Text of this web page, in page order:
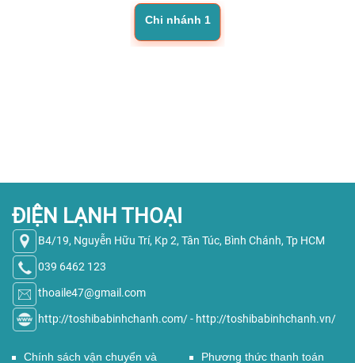
Chi nhánh 1
ĐIỆN LẠNH THOẠI
B4/19, Nguyễn Hữu Trí, Kp 2, Tân Túc, Bình Chánh, Tp HCM
039 6462 123
thoaile47@gmail.com
http://toshibabinhchanh.com/- http://toshibabinhchanh.vn/
Chính sách vận chuyển và Phương thức thanh toán